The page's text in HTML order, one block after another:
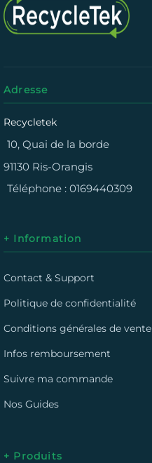
Adresse
Recycletek
10, Quai de la borde
91130 Ris-Orangis
Téléphone : 0169440309
+ Information
Contact & Support
Politique de confidentialité
Conditions générales de vente
Infos remboursement
Suivre ma commande
Nos Guides
+ Produits